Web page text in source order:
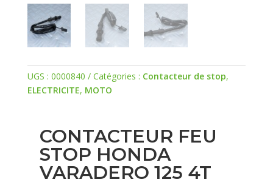
UGS : 0000840 Catégories : Contacteur de stop,
ELECTRICITE, MOTO
CONTACTEUR FEU
STOP HONDA
VARADERO 125 4T